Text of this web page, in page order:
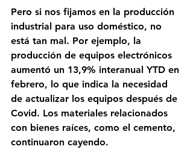
Pero si nos fijamos en la producción
industrial para uso doméstico, no
está tan mal. Por ejemplo, la
producción de equipos electrónicos
aumentó un 13,9% interanual YTD en
febrero, lo que indica la necesidad
de actualizar los equipos después de
Covid. Los materiales relacionados
con bienes raíces, como el cemento,
continuaron cayendo.